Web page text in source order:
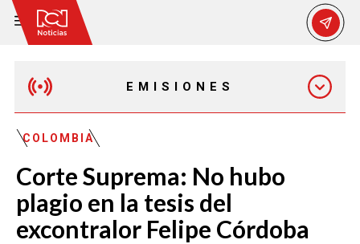
EMISIONES
EMISIÓN 12:30 PM
EMISIÓN 7:00 PM
COLOMBIA
Corte Suprema: No hubo
plagio en la tesis del
excontralor Felipe Córdoba